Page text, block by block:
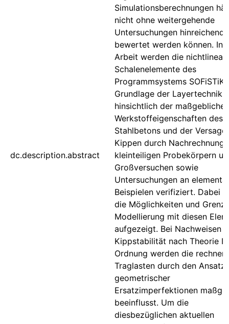
dc.description.abstract
Simulationsberechnungen
nicht ohne weitergehende
Untersuchungen hinreichend
bewertet werden können. In
Arbeit werden die
Schalenelemente des
Programmsystems SOFiSTiK
Grundlage der Layertechnik
hinsichtlich der maßgeblichen
Werkstoffeigenschaften des
Stahlbetons und der
Kippen durch
kleinteiligen Probekörpern
Großversuchen sowie
Untersuchungen an
Beispielen verifiziert. Dabei
die Möglichkeiten und
Modellierung mit diesen
aufgezeigt. Bei Nachweisen
Kippstabilität nach Theorie II.
Ordnung werden die
Traglasten durch den Ansatz
geometrischer
Ersatzimperfektionen
beeinflusst. Um die
diesbezüglichen aktuellen